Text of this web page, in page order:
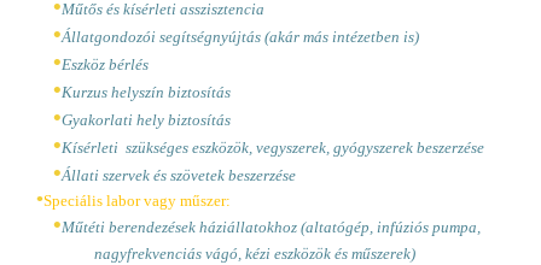
•Műtős és kísérleti asszisztencia
•Állatgondozói segítségnyújtás (akár más intézetben is)
•Eszköz bérlés
•Kurzus helyszín biztosítás
•Gyakorlati hely biztosítás
•Kísérleti szükséges eszközök, vegyszerek, gyógyszerek beszerzése
•Állati szervek és szövetek beszerzése
•Speciális labor vagy műszer:
•Műtéti berendezések háziállatokhoz (altatógép, infúziós pumpa,
nagyfrekvenciás vágó, kézi eszközök és műszerek)